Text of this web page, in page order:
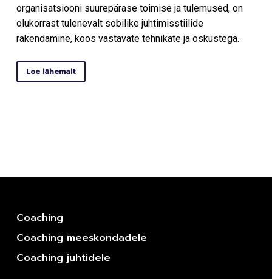
organisatsiooni suurepärase toimise ja tulemused, on
olukorrast tulenevalt sobilike juhtimisstiilide
rakendamine, koos vastavate tehnikate ja oskustega.
Loe lähemalt
Coaching
Coaching meeskondadele
Coaching juhtidele